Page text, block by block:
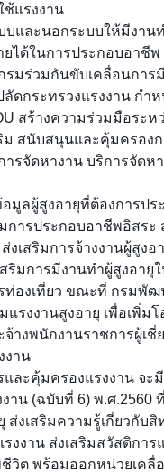
ช้แรงงาน
บและนอกระบบให้มีงาน
ได้ในการประกอบอาชี
รมร่วมกันขับเคลื่อนการ
ดกระทรวงแรงงาน กำ
สร้างความร่วมมือระห
ม สนับสนุนและคุ้มครอง
ารจัดหางาน บริการจัดห
มูลผู้สูงอายุที่ต้องการปร
การประกอบอาชีพอิสระ
เสริมการจ้างงานผู้สูงอา
มการมีงานทำผู้สูงอายุ
ท่องเที่ยว ขณะที่ กรมพัฒ
แรงงานสูงอายุ เพื่อเพิ่ม
างพนักงานราชการผู้เชี่
งาน
ละคุ้มครองแรงงาน จะมี
าน (ฉบับที่ 6) พ.ศ.2560
ส่งเสริมความรู้เกี่ยวกับ
งงาน ส่งเสริมสวัสดิการ
ต พร้อมออกหน่วยเคลื่